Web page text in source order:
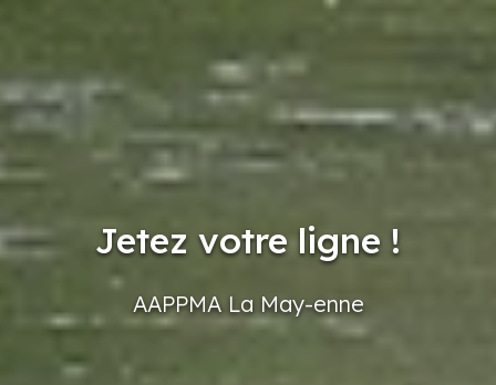
Jetez votre ligne !
AAPPMA La May-enne